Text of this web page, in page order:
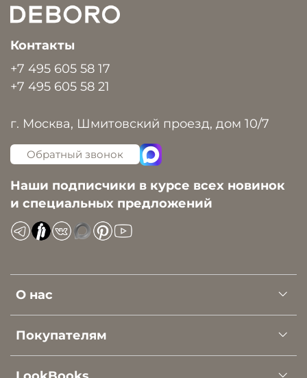
О нас
Покупателям
Контакты
+7 495 605 58 17
+7 495 605 58 21
г. Москва, Шмитовский проезд, дом 10/7
Обратный звонок
Наши подписчики в курсе всех новинок
и специальных предложений